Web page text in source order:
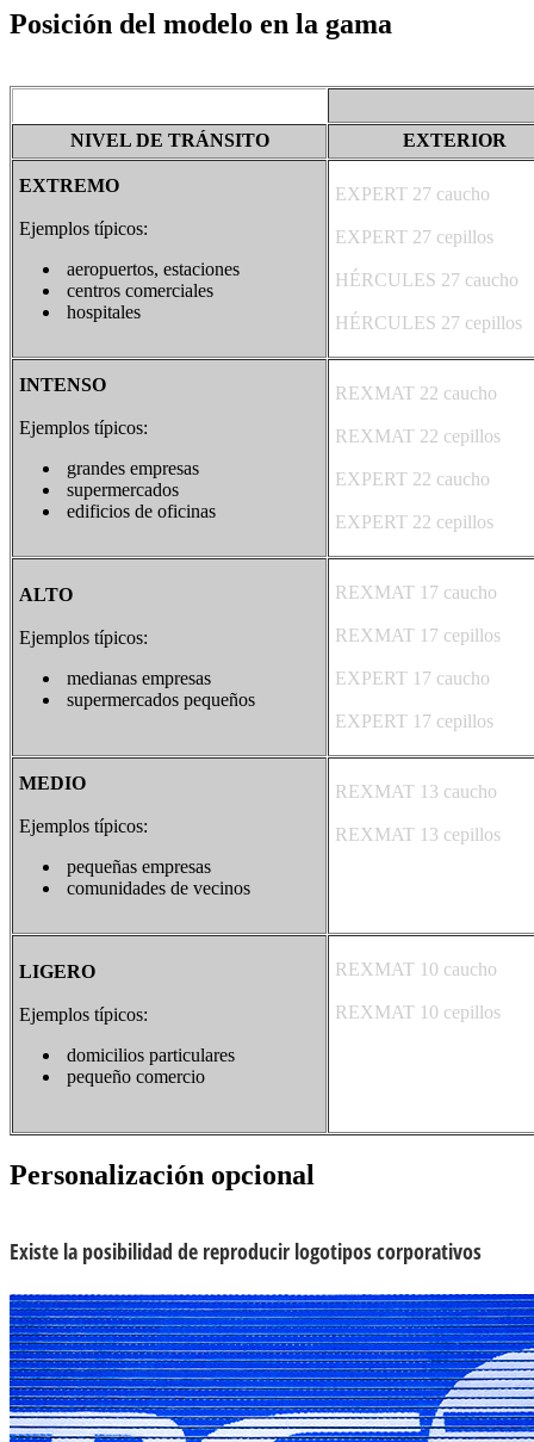
Posición del modelo en la gama
NIVEL DE TRÁNSITO EXTERIOR
EXTREMO
Ejemplos típicos:
aeropuertos, estaciones
centros comerciales
hospitales
EXPERT 27 caucho
EXPERT 27 cepillos
HÉRCULES 27 caucho
HÉRCULES 27 cepillos
INTENSO
Ejemplos típicos:
grandes empresas
supermercados
edificios de oficinas
REXMAT 22 caucho
REXMAT 22 cepillos
EXPERT 22 caucho
EXPERT 22 cepillos
ALTO
Ejemplos típicos:
medianas empresas
supermercados pequeños
REXMAT 17 caucho
REXMAT 17 cepillos
EXPERT 17 caucho
EXPERT 17 cepillos
MEDIO
Ejemplos típicos:
pequeñas empresas
comunidades de vecinos
REXMAT 13 caucho
REXMAT 13 cepillos
LIGERO
Ejemplos típicos:
domicilios particulares
pequeño comercio
REXMAT 10 caucho
REXMAT 10 cepillos
Personalización opcional
Existe la posibilidad de reproducir logotipos corporativos